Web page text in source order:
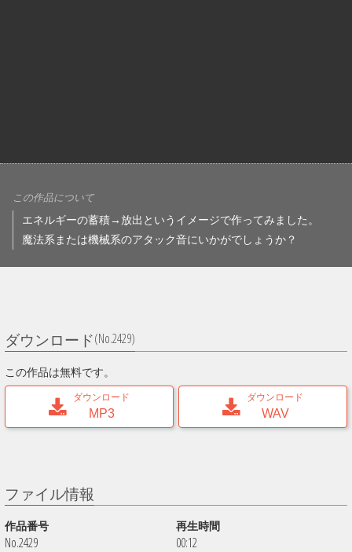
この作品について
エネルギーの蓄積→放出というイメージで作ってみました。
魔法系または機械系のアタック音にいかがでしょうか？
ダウンロード(No.2429)
この作品は無料です。
ダウンロード
MP3
ダウンロード
WAV
ファイル情報
作品番号
No.2429
再生時間
00:12